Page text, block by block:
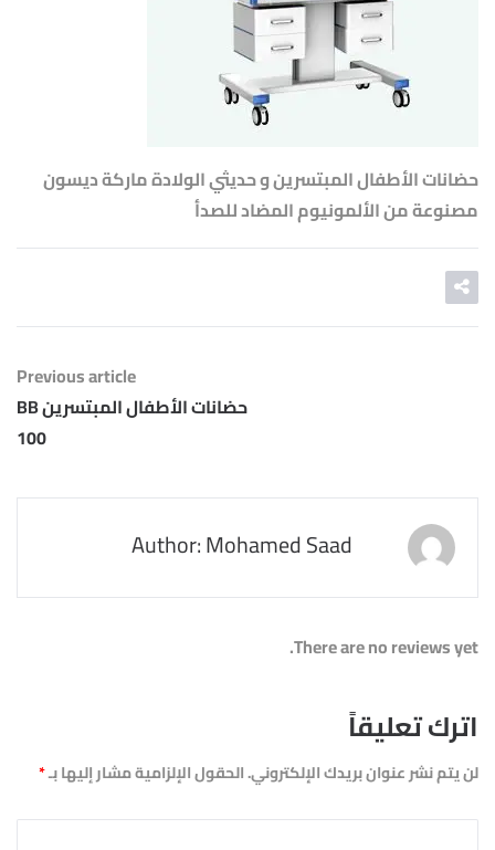
حضانات الأطفال المبتسرين و حديثي الولادة ماركة ديسون
مصنوعة من الألمونيوم المضاد للصدأ
Previous article
حضانات الأطفال المبتسرين BB
100
Author: Mohamed Saad
There are no reviews yet.
اترك تعليقاً
لن يتم نشر عنوان بريدك الإلكتروني.الحقول الإلزامية مشار إليها بـ*